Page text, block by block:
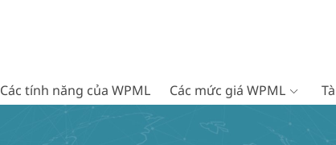
Các tính năng của WPML Các mức giá WPML